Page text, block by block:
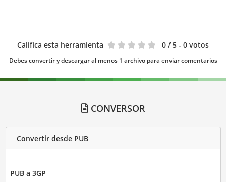
Califica esta herramienta 0 / 5 - 0 votos
Debes convertir y descargar al menos 1 archivo para enviar comentarios
CONVERSOR
Convertir desde PUB
PUB a 3GP